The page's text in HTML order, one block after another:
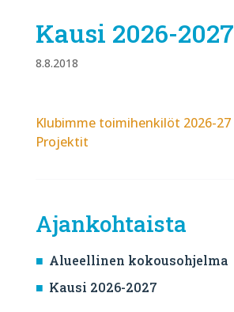
Kausi 2026-2027
8.8.2018
Klubimme toimihenkilöt 2026-27
Projektit
Ajankohtaista
Alueellinen kokousohjelma
Kausi 2026-2027